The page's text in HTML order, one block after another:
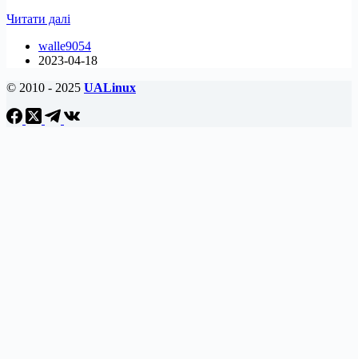
Читати далі
пошуку
власників
у
walle9054
2023-04-18
© 2010 - 2025 UALinux